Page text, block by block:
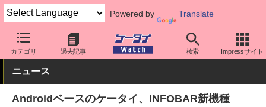
Powered by Translate
カテゴリ 過去記事 検索 Impressサイト
ケータイ Watch キャリア au スマホ・ケータイ
ニュース
Androidベースのケータイ、INFOBAR新機種